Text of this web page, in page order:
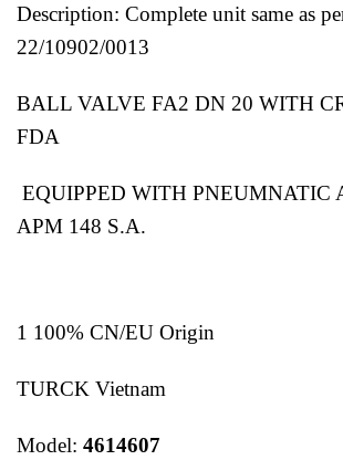
Description: Complete unit same as
22/10902/0013
BALL VALVE FA2 DN 20 WITH
FDA
EQUIPPED WITH PNEUMNATIC
APM 148 S.A.
1 100% CN/EU Origin
TURCK Vietnam
Model: 4614607